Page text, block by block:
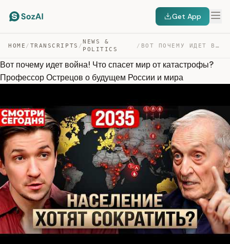
Get App
HOME / TRANSCRIPTS /
NEWS &
POLITICS
/ ВОТ ПОЧЕМУ ИДЕТ ВОЙНА! ЧТО СПАСЕТ МИР ОТ КАТАСТРОФЫ? ПР… — TRANSCRIPT
Вот почему идет война! Что спасет мир от катастрофы?
Профессор Острецов о будущем России и мира